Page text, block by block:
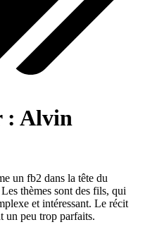
: Alvin
un fb2 dans la tête du
thèmes sont des fils, qui
et intéressant. Le récit
un peu trop parfaits.